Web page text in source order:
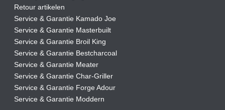
Retour artikelen
Service & Garantie Kamado Joe
Service & Garantie Masterbuilt
Service & Garantie Broil King
Service & Garantie Bestcharcoal
Service & Garantie Meater
Service & Garantie Char-Griller
Service & Garantie Forge Adour
Service & Garantie Moddern